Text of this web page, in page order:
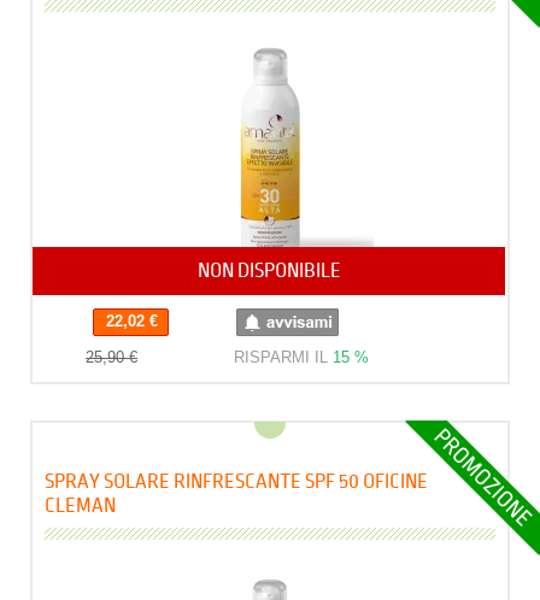
NON DISPONIBILE
22,02 €
25,90 €
RISPARMI IL 15 %
SPRAY SOLARE RINFRESCANTE SPF 50 OFICINE
CLEMAN